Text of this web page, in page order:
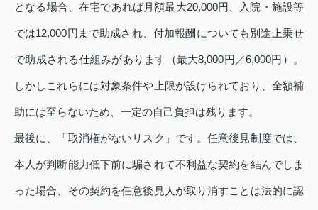
となる場合、在宅であれば月額最大20,000円、入院・施設等
では12,000円まで助成され、付加報酬についても別途上乗せ
で助成される仕組みがあります（最大8,000円／6,000円）。
しかしこれらには対象条件や上限が設けられており、全額補
助には至らないため、一定の自己負担は残ります。
最後に、「取消権がないリスク」です。任意後見制度では、
本人が判断能力低下前に騙されて不利益な契約を結んでしま
った場合、その契約を任意後見人が取り消すことは法的に認